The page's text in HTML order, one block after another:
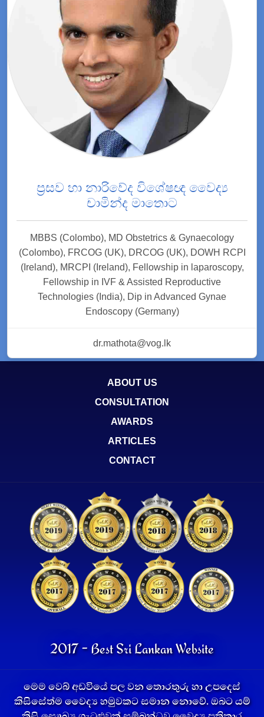
ප්‍රසව හා නාරිවේද විශේෂඥ වෛද්‍ය
චාමින්ද මාතොට
MBBS (Colombo), MD Obstetrics & Gynaecology
(Colombo), FRCOG (UK), DRCOG (UK), DOWH RCPI
(Ireland), MRCPI (Ireland), Fellowship in laparoscopy,
Fellowship in IVF & Assisted Reproductive
Technologies (India), Dip in Advanced Gynae
Endoscopy (Germany)
dr.mathota@vog.lk
ABOUT US
CONSULTATION
AWARDS
ARTICLES
CONTACT
2017 - Best Sri Lankan Website
මෙම වෙබ් අඩවියේ පල වන තොරතුරු හා උපදෙස්
කිසිසේත්ම වෛද්‍ය හමුවකට සමාන නොවේ. ඔබට යම්